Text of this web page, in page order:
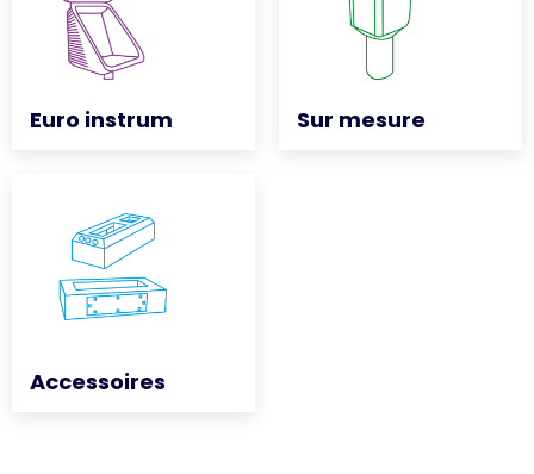
Euro instrum
Euro instrum Sur mesure
Sur mesure
Accessoires
Accessoires